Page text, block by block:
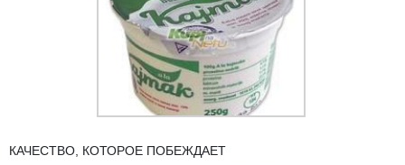
КАЧЕСТВО, КОТОРОЕ ПОБЕЖДАЕТ